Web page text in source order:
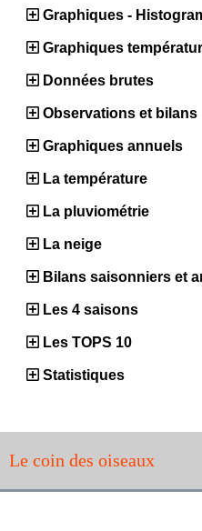
Graphiques -
Graphiques
Données brutes
Observations et bilans
Graphiques annuels
La température
La pluviométrie
La neige
Bilans saisonniers et
Les 4 saisons
Les TOPS 10
Statistiques
Le coin des oiseaux